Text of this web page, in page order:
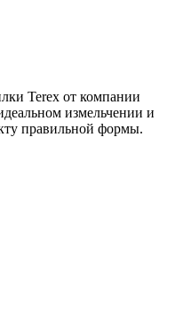
Terex от компании
измельчении и
правильной формы.